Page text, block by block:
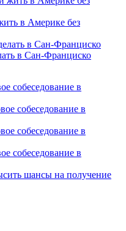
в Америке без
в Сан-Франциско
собеседование в
собеседование в
собеседование в
собеседование в
шансы на получение